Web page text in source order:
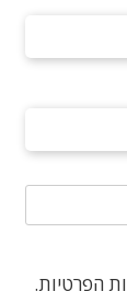
הפרטיות.